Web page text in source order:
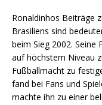
Ronaldinhos Beiträge
Brasiliens sind
beim Sieg 2002. Seine
auf höchstem Niveau
Fußballmacht zu
fand bei Fans und
machte ihn zu einer